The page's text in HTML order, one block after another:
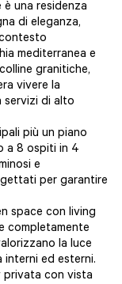
è una residenza
di eleganza,
mediterranea e
granitiche,
vivere la
servizi di alto
più un piano
a 8 ospiti in 4
e
per garantire
space con living
completamente
la luce
ed esterni.
privata con vista